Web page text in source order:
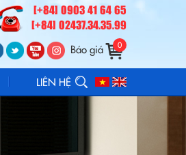
[+84] 0903 41 64 65
[+84] 02437.34.35.99
Báo giá 0
LIÊN HỆ